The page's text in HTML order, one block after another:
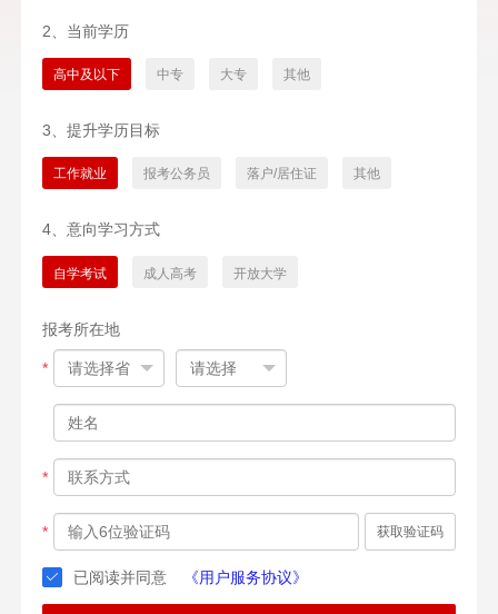
2、当前学历
高中及以下 中专 大专 其他
3、提升学历目标
工作就业 报考公务员 落户/居住证 其他
4、意向学习方式
自学考试 成人高考 开放大学
报考所在地
*
*
* 获取验证码
已阅读并同意 《用户服务协议》